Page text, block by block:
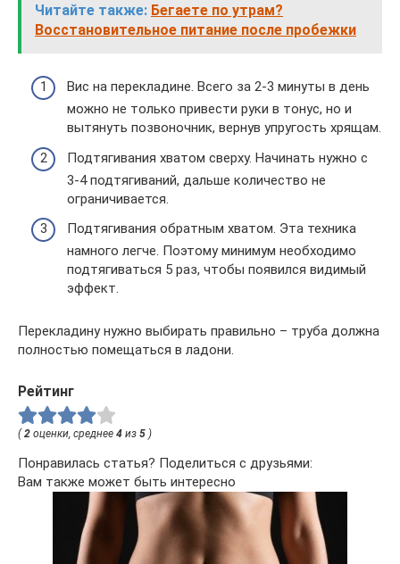
Читайте также: Бегаете по утрам?
Восстановительное питание после пробежки
Вис на перекладине. Всего за 2-3 минуты в день
можно не только привести руки в тонус, но и
вытянуть позвоночник, вернув упругость хрящам.
Подтягивания хватом сверху. Начинать нужно с
3-4 подтягиваний, дальше количество не
ограничивается.
Подтягивания обратным хватом. Эта техника
намного легче. Поэтому минимум необходимо
подтягиваться 5 раз, чтобы появился видимый
эффект.
Перекладину нужно выбирать правильно – труба должна
полностью помещаться в ладони.
Рейтинг
( 2 оценки, среднее 4 из 5 )
Понравилась статья? Поделиться с друзьями:
Вам также может быть интересно